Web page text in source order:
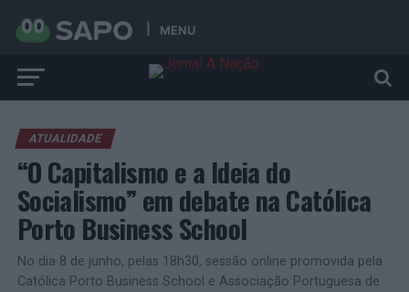
MENU
ATUALIDADE
“O Capitalismo e a Ideia do
Socialismo” em debate na Católica
Porto Business School
No dia 8 de junho, pelas 18h30, sessão online promovida pela
Católica Porto Business School e Associação Portuguesa de